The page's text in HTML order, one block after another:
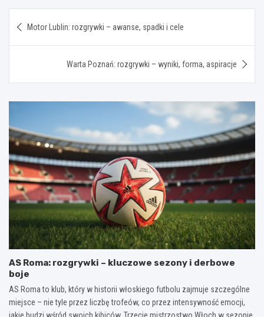
wpisu
Motor Lublin: rozgrywki – awanse, spadki i cele
Warta Poznań: rozgrywki – wyniki, forma, aspiracje
AS Roma: rozgrywki – kluczowe sezony i derbowe
boje
AS Roma to klub, który w historii włoskiego futbolu zajmuje szczególne
miejsce – nie tyle przez liczbę trofeów, co przez intensywność emocji,